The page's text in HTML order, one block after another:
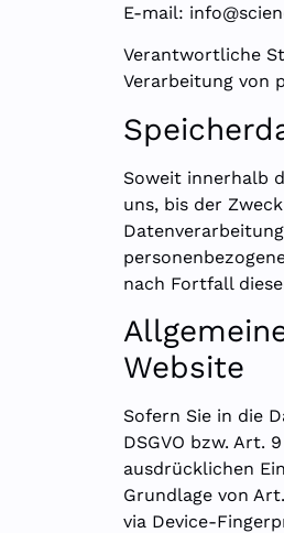
E-mail:
Verantwortliche
Verarbeitung von
Soweit innerhalb
uns, bis der
nach Fortfall
Website
Sofern Sie in die
DSGVO bzw. Art.
ausdrücklichen
Grundlage von
via Device-